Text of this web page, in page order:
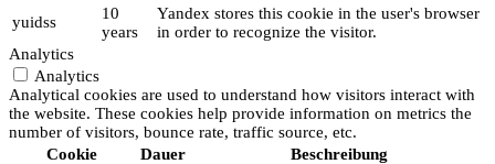
yuidss
10
years
Yandex stores this cookie in the user's browser
in order to recognize the visitor.
Analytics
Analytics
Analytical cookies are used to understand how visitors interact with
the website. These cookies help provide information on metrics the
number of visitors, bounce rate, traffic source, etc.
Cookie
Dauer Beschreibung